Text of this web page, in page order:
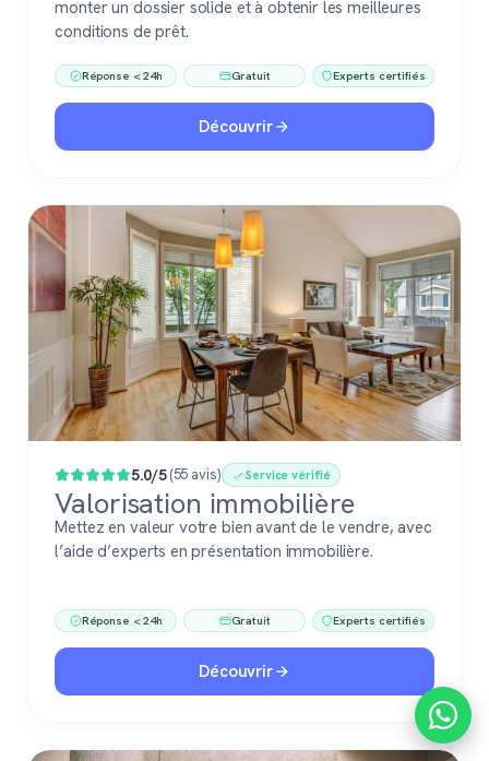
monter un dossier solide et à obtenir les meilleures
conditions de prêt.
Réponse < 24h Gratuit Experts certifiés
Découvrir
5.0/5(55 avis) Service vérifié
Valorisation immobilière
Mettez en valeur votre bien avant de le vendre, avec
l’aide d’experts en présentation immobilière.
Réponse < 24h Gratuit Experts certifiés
Découvrir